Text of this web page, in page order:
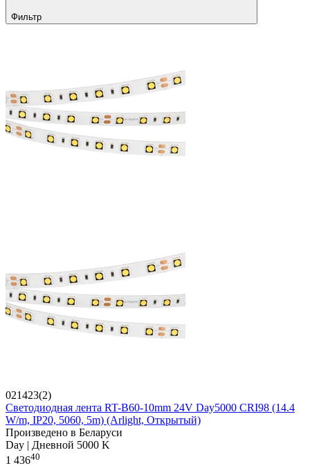
Фильтр
021423(2)
Светодиодная лента RT-B60-10mm 24V Day5000 CRI98 (14.4
W/m, IP20, 5060, 5m) (Arlight, Открытый)
Произведено в Беларуси
Day | Дневной 5000 K
1 43640